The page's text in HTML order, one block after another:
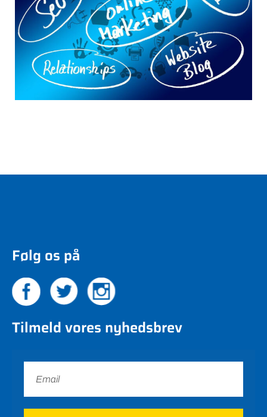
Følg os på
Tilmeld vores nyhedsbrev